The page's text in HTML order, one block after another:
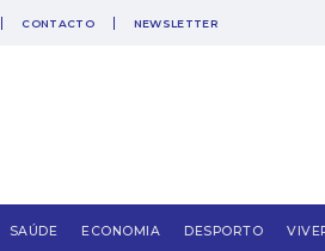
CONTACTO NEWSLETTER
SAÚDE ECONOMIA DESPORTO
do Mundial 2026